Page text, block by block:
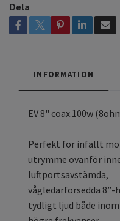
Dela
INFORMATION
EV 8" coax.100w
Perfekt för infällt
utrymme ovanför
luftportsavstämda,
vågledarförsedda
tydligt ljud både